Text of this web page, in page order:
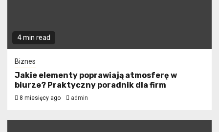
4 min read
Biznes
Jakie elementy poprawiają atmosferę w
biurze? Praktyczny poradnik dla firm
8 miesięcy ago admin